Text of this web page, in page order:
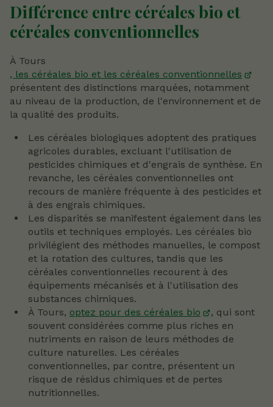
Différence entre céréales bio et
céréales conventionnelles
À Tours
, les céréales bio et les céréales conventionnelles
présentent des distinctions marquées, notamment
au niveau de la production, de l'environnement et de
la qualité des produits.
Les céréales biologiques adoptent des pratiques
agricoles durables, excluant l'utilisation de
pesticides chimiques et d'engrais de synthèse. En
revanche, les céréales conventionnelles ont
recours de manière fréquente à des pesticides et
à des engrais chimiques.
Les disparités se manifestent également dans les
outils et techniques employés. Les céréales bio
privilégient des méthodes manuelles, le compost
et la rotation des cultures, tandis que les
céréales conventionnelles recourent à des
équipements mécanisés et à l'utilisation des
substances chimiques.
À Tours, optez pour des céréales bio
, qui sont
souvent considérées comme plus riches en
nutriments en raison de leurs méthodes de
culture naturelles. Les céréales
conventionnelles, par contre, présentent un
risque de résidus chimiques et de pertes
nutritionnelles.